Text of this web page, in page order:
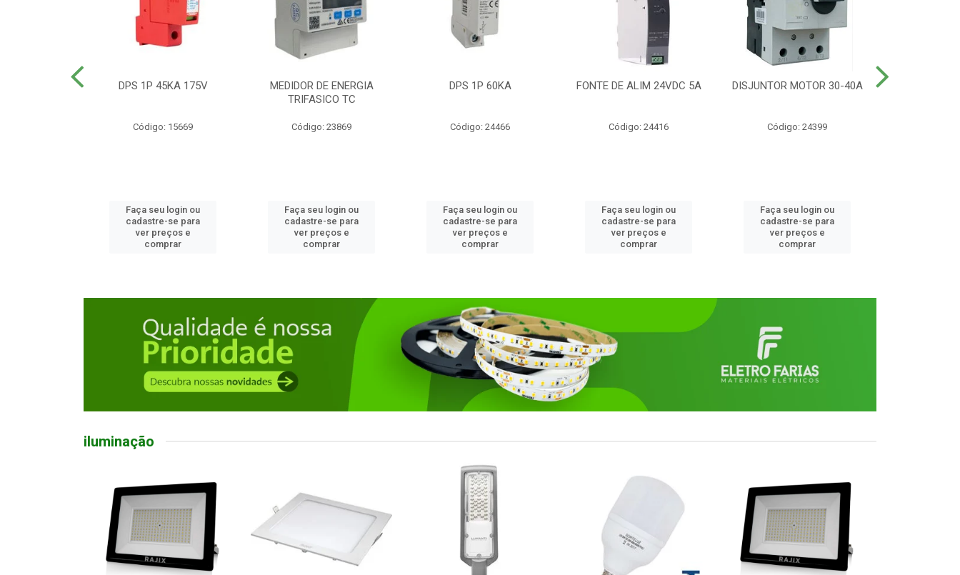
DPS 1P 45KA 175V
Código: 15669
Faça seu login ou
cadastre-se para
ver preços e
comprar
MEDIDOR DE ENERGIA
TRIFASICO TC
Código: 23869
Faça seu login ou
cadastre-se para
ver preços e
comprar
DPS 1P 60KA
Código: 24466
Faça seu login ou
cadastre-se para
ver preços e
comprar
FONTE DE ALIM 24VDC 5A
Código: 24416
Faça seu login ou
cadastre-se para
ver preços e
comprar
DISJUNTOR MOTOR 30-40A
Código: 24399
Faça seu login ou
cadastre-se para
ver preços e
comprar
iluminação